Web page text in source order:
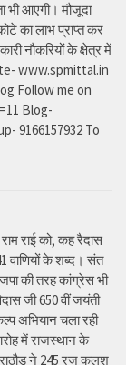
भी आएगी। मौजूदा
का लाभ प्राप्त कर
नौकरियों के क्षेत्र में
www.spmittal.in
Follow me on
Blog-
9166157932 To
राई को, कह रैदास
वाणियों के शब्द। संत
की तरह कांग्रेस भी
जी 650 वीं जयंती
अभियान चला रही
में राजस्थान के
ने 245 रज कलश